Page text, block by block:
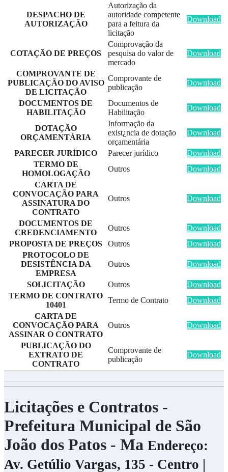
DESPACHO DE
AUTORIZAÇÃO
Autorização da
autoridade competente
para a feitura da
licitação
Download
COTAÇÃO DE PREÇOS
Comprovação da
pesquisa do valor de
mercado
Download
COMPROVANTE DE
PUBLICAÇÃO DO AVISO
DE LICITAÇÃO
Comprovante de
publicação
Download
DOCUMENTOS DE
HABILITAÇÃO
Documentos de
Habilitação
Download
DOTAÇÃO
ORÇAMENTÁRIA
Informação da
exist¿ncia de dotação
orçamentária
Download
PARECER JURÍDICO Parecer jurídico
Download
TERMO DE
HOMOLOGAÇÃO
Outros
Download
CARTA DE
CONVOCAÇÃO PARA
ASSINATURA DO
CONTRATO
Outros Download
DOCUMENTOS DE
CREDENCIAMENTO
Outros
Download
PROPOSTA DE PREÇOS
Outros
Download
PROTOCOLO DE
DESISTÊNCIA DA
EMPRESA
Outros Download
SOLICITAÇÃO Outros
Download
TERMO DE CONTRATO
10401
Termo de Contrato
Download
CARTA DE
CONVOCAÇÃO PARA
ASSINAR O CONTRATO
Outros Download
PUBLICAÇÃO DO
EXTRATO DE
CONTRATO
Comprovante de
publicação
Download
Licitações e Contratos -
Prefeitura Municipal de São
João dos Patos - Ma Endereço:
Av. Getúlio Vargas, 135 - Centro |